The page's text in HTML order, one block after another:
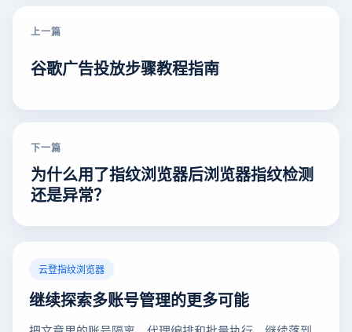
上一篇
谷歌广告投放步骤教程指南
下一篇
为什么用了指纹浏览器后浏览器指纹检测
还是异常？
云登指纹浏览器
继续探索多账号管理的更多可能